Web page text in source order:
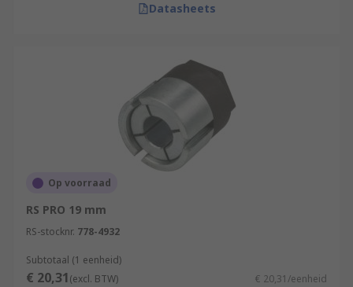
Datasheets
Op voorraad
RS PRO 19 mm
RS-stocknr. 778-4932
Subtotaal (1 eenheid)
€ 20,31(excl. BTW) € 20,31/eenheid